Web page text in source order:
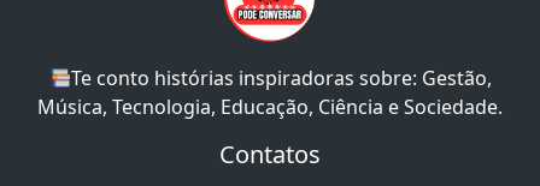
Te conto histórias inspiradoras sobre: Gestão,
Música, Tecnologia, Educação, Ciência e Sociedade.
Contatos